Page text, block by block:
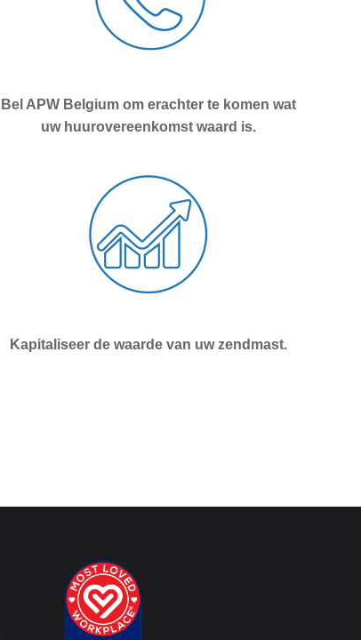
Bel APW Belgium om erachter te komen wat
uw huurovereenkomst waard is.
Kapitaliseer de waarde van uw zendmast.